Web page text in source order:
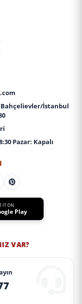
Bahçelievler/İstanbul
Pazar: Kapalı
IT ON
Play
VAR?